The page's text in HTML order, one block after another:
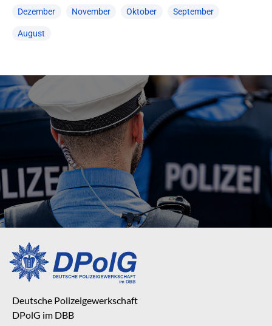
Dezember November Oktober September
August
Deutsche Polizeigewerkschaft
DPolG im DBB